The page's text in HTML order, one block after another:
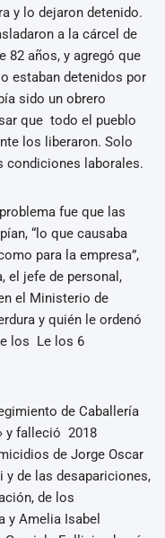
y lo dejaron detenido.
a la cárcel de
82 años, y agregó que
estaban detenidos por
sido un obrero
que todo el pueblo
los liberaron. Solo
condiciones laborales.
fue que las
“lo que causaba
para la empresa”,
el jefe de personal,
el Ministerio de
y quién le ordenó
los Le los 6
de Caballería
y falleció 2018
de Jorge Oscar
y de las desapariciones,
de los
y Amelia Isabel